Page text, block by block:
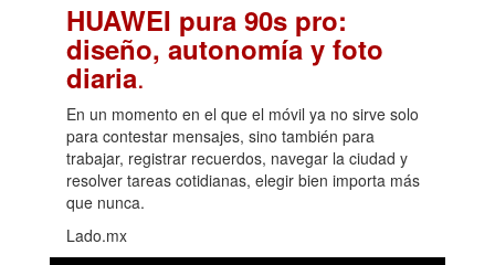
HUAWEI pura 90s pro:
diseño, autonomía y foto
diaria.
En un momento en el que el móvil ya no sirve solo
para contestar mensajes, sino también para
trabajar, registrar recuerdos, navegar la ciudad y
resolver tareas cotidianas, elegir bien importa más
que nunca.
Lado.mx